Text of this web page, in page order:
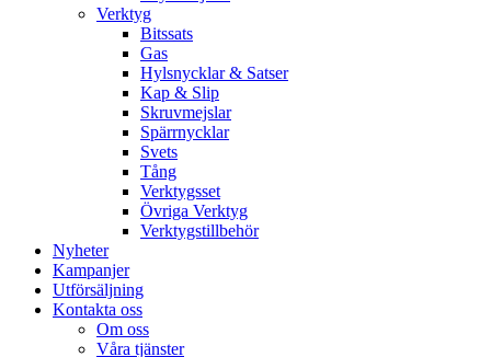
Verktyg
Bitssats
Gas
Hylsnycklar & Satser
Kap & Slip
Skruvmejslar
Spärrnycklar
Svets
Tång
Verktygsset
Övriga Verktyg
Verktygstillbehör
Nyheter
Kampanjer
Utförsäljning
Kontakta oss
Om oss
Våra tjänster